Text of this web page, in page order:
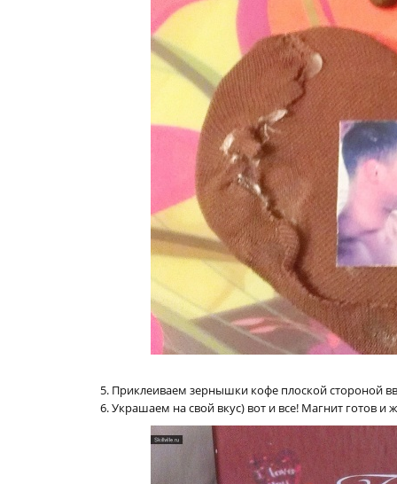
5. Приклеиваем зернышки кофе плоской стороной
6. Украшаем на свой вкус) вот и все! Магнит готов и